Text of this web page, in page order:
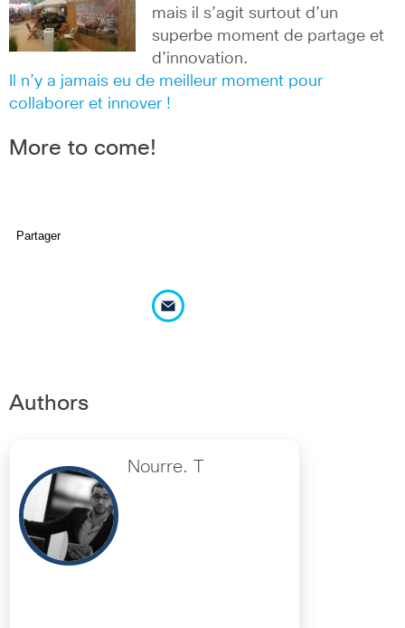
mais il s’agit surtout d’un
superbe moment de partage et
d’innovation.
Il n’y a jamais eu de meilleur moment pour
collaborer et innover !
More to come!
Partager
Authors
Nourre. T